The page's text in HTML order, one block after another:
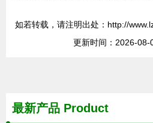
如若转载，请注明出处：http://
更新时间：2026-08-
最新产品 Product